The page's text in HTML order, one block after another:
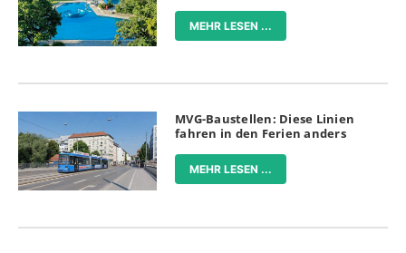
MEHR LESEN ...
MVG-Baustellen: Diese Linien
fahren in den Ferien anders
MEHR LESEN ...